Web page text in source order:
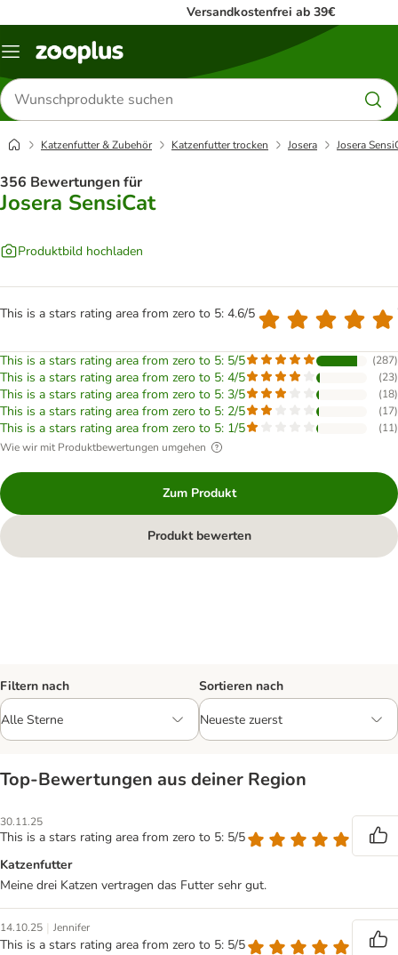
Versandkostenfrei ab 39€
Menü
Produkte
suchen
Katzenfutter & Zubehör Katzenfutter trocken Josera Josera
356 Bewertungen für
Josera SensiCat
Produktbild hochladen
This is a stars rating area from zero to 5: 4.6/5
This is a stars rating area from zero to 5: 5/5 (287)
This is a stars rating area from zero to 5: 4/5 (23)
This is a stars rating area from zero to 5: 3/5 (18)
This is a stars rating area from zero to 5: 2/5 (17)
This is a stars rating area from zero to 5: 1/5 (11)
Wie wir mit Produktbewertungen umgehen
Zum Produkt
Produkt bewerten
Filtern nach Sortieren nach
Top‑Bewertungen aus deiner Region
30.11.25
This is a stars rating area from zero to 5: 5/5
Katzenfutter
Meine drei Katzen vertragen das Futter sehr gut.
14.10.25 | Jennifer
This is a stars rating area from zero to 5: 5/5